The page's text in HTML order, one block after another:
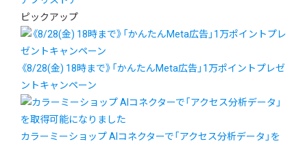
ピックアップ
《8/28(金) 18時まで》「かんたんMeta広告」1万ポイントプレゼ
ントキャンペーン
カラーミーショップ AIコネクターで「アクセス分析データ」を